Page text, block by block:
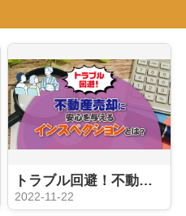
トラブル回避！不動産売却に安心を与えるインスペクションとは？
2022-11-22